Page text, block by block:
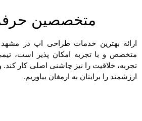
متخصصین
ارائه بهترین خدمات طراحی اپ در مشهد
متخصص و با تجربه امکان پذیر است،
تجربه، خلاقیت را نیز چاشنی اصلی کار کند. و
ارزشمند را برایتان به ارمغان بیاوریم.